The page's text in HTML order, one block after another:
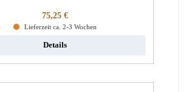
Regulärer Preis:
75,25 €
Lieferzeit ca. 2-3 Wochen
Details